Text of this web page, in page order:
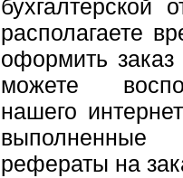
бухгалтерской
располагаете
оформить
можете
нашего
рефераты на